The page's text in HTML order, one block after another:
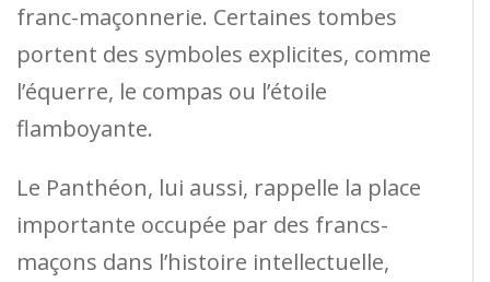
franc-maçonnerie. Certaines tombes
portent des symboles explicites, comme
l’équerre, le compas ou l’étoile
flamboyante.
Le Panthéon, lui aussi, rappelle la place
importante occupée par des francs-
maçons dans l’histoire intellectuelle,